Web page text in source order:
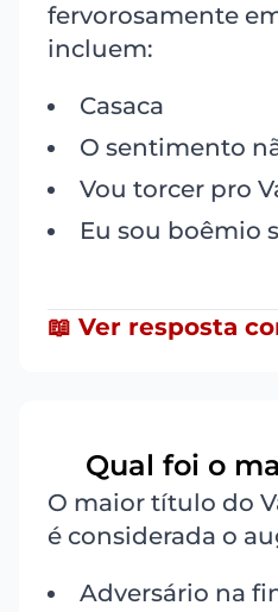
fervorosamente
incluem:
Casaca
O sentimento
Vou torcer pro
Eu sou boêmio
📖 Ver resposta
Qual foi o
O maior título do
é considerada o
Adversário na